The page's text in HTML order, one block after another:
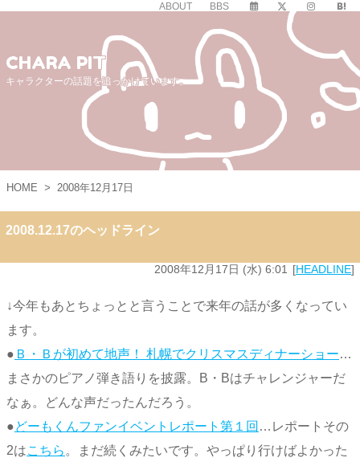
ABOUT BBS
CHARA PIT
キャラクターの話題を追っかけています。
HOME > 2008年12月17日
2008.12.17のヘッドライン
2008年12月17日 (水) 6:01 HEADLINE
↓今年もあとちょっとと言うことで来年の話が多くなってい
ます。
● Ｂ・Ｂが初めて地声！ 札幌でクリスマスディナーショー…
まさかのピアノ弾き語りを披露。B・Bはチャレンジャーだ
なぁ。どんな声だったんだろう。
●どーもくんファンイベントレポート第１回 …レポートその
2はこちら 。まだ続くみたいです。やっぱり行けばよかった